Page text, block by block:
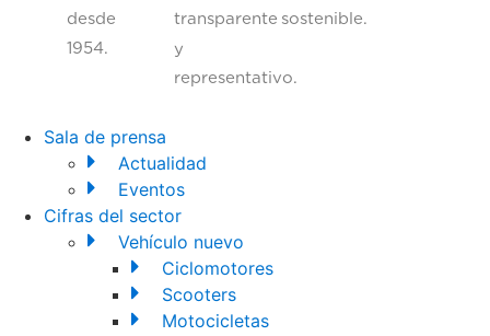
desde
1954.
transparente
y
representativo.
sostenible.
Sala de prensa
Actualidad
Eventos
Cifras del sector
Vehículo nuevo
Ciclomotores
Scooters
Motocicletas